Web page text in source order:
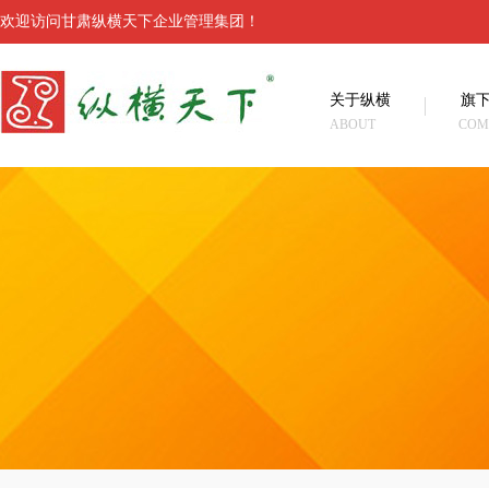
欢迎访问甘肃纵横天下企业管理集团！
关于纵横
ABOUT
旗